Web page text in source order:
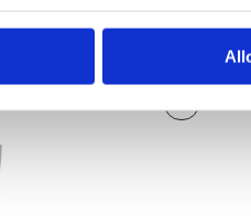
eines Kippsystems, bei